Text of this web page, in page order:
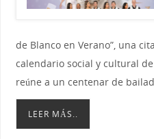
de Blanco en Verano”, una
calendario social y cultural
reúne a un centenar de
LEER MÁS..